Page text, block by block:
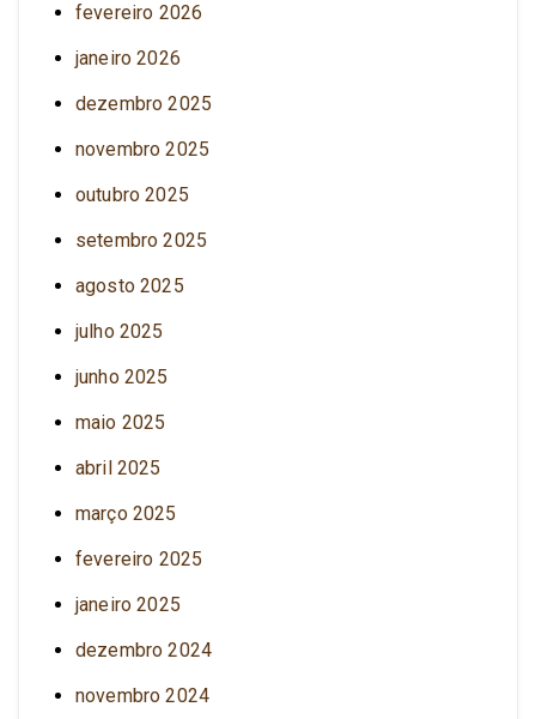
fevereiro 2026
janeiro 2026
dezembro 2025
novembro 2025
outubro 2025
setembro 2025
agosto 2025
julho 2025
junho 2025
maio 2025
abril 2025
março 2025
fevereiro 2025
janeiro 2025
dezembro 2024
novembro 2024